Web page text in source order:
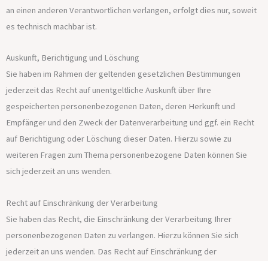
an einen anderen Verantwortlichen verlangen, erfolgt dies nur, soweit
es technisch machbar ist.
Auskunft, Berichtigung und Löschung
Sie haben im Rahmen der geltenden gesetzlichen Bestimmungen
jederzeit das Recht auf unentgeltliche Auskunft über Ihre
gespeicherten personenbezogenen Daten, deren Herkunft und
Empfänger und den Zweck der Datenverarbeitung und ggf. ein Recht
auf Berichtigung oder Löschung dieser Daten. Hierzu sowie zu
weiteren Fragen zum Thema personenbezogene Daten können Sie
sich jederzeit an uns wenden.
Recht auf Einschränkung der Verarbeitung
Sie haben das Recht, die Einschränkung der Verarbeitung Ihrer
personenbezogenen Daten zu verlangen. Hierzu können Sie sich
jederzeit an uns wenden. Das Recht auf Einschränkung der